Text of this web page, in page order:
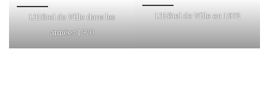
L’Hôtel de Ville dans les
années 1970
L’Hôtel de Ville en 1972